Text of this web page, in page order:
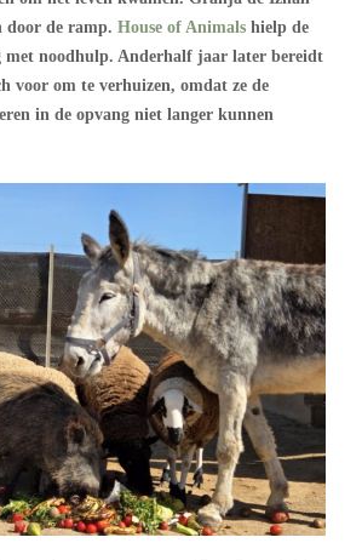
door de ramp. House of Animals hielp de
met noodhulp. Anderhalf jaar later bereidt
voor om te verhuizen, omdat ze de
in de opvang niet langer kunnen